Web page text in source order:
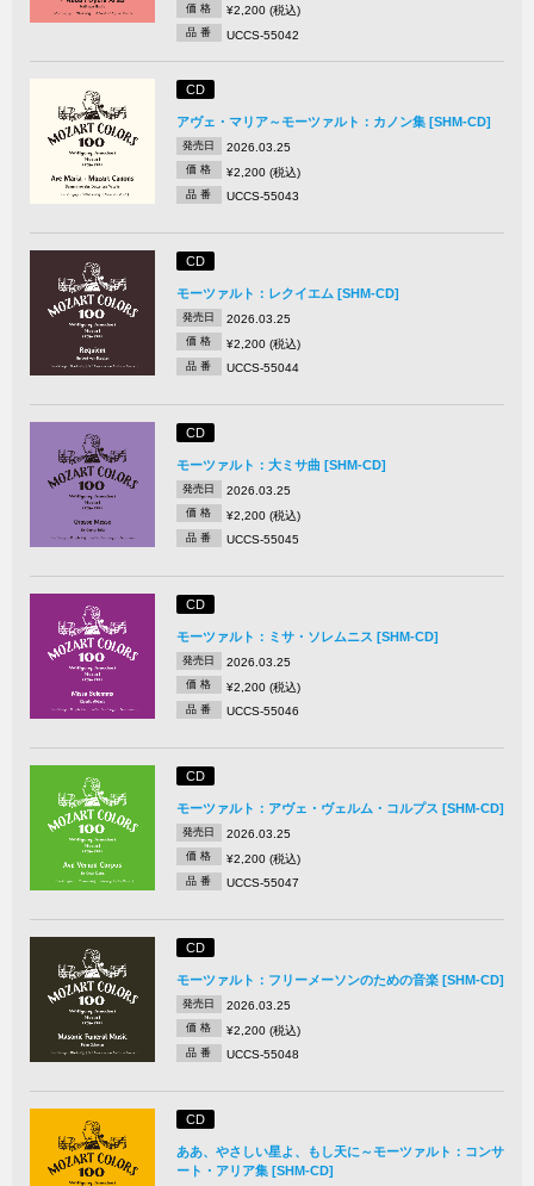
価 格 ¥2,200 (税込)
品 番 UCCS-55042
CD
アヴェ・マリア～モーツァルト：カノン集 [SHM-CD]
発売日 2026.03.25
価 格 ¥2,200 (税込)
品 番 UCCS-55043
CD
モーツァルト：レクイエム [SHM-CD]
発売日 2026.03.25
価 格 ¥2,200 (税込)
品 番 UCCS-55044
CD
モーツァルト：大ミサ曲 [SHM-CD]
発売日 2026.03.25
価 格 ¥2,200 (税込)
品 番 UCCS-55045
CD
モーツァルト：ミサ・ソレムニス [SHM-CD]
発売日 2026.03.25
価 格 ¥2,200 (税込)
品 番 UCCS-55046
CD
モーツァルト：アヴェ・ヴェルム・コルプス [SHM-CD]
発売日 2026.03.25
価 格 ¥2,200 (税込)
品 番 UCCS-55047
CD
モーツァルト：フリーメーソンのための音楽 [SHM-CD]
発売日 2026.03.25
価 格 ¥2,200 (税込)
品 番 UCCS-55048
CD
ああ、やさしい星よ、もし天に～モーツァルト：コンサ
ート・アリア集 [SHM-CD]